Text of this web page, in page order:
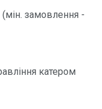
замовлення -
катером